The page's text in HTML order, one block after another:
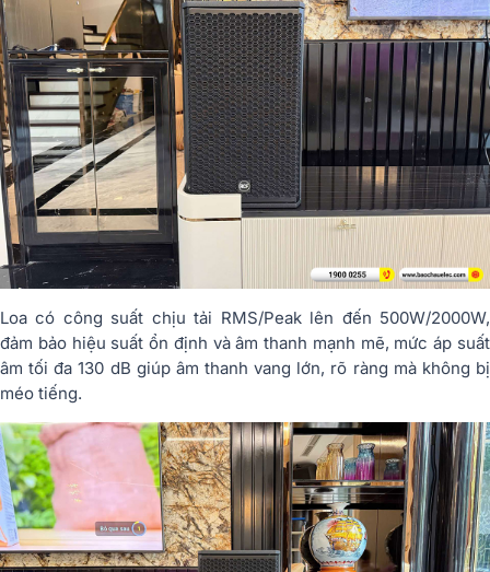
Loa có công suất chịu tải RMS/Peak lên đến 500W/2000W,
đảm bảo hiệu suất ổn định và âm thanh mạnh mẽ, mức áp suất
âm tối đa 130 dB giúp âm thanh vang lớn, rõ ràng mà không bị
méo tiếng.